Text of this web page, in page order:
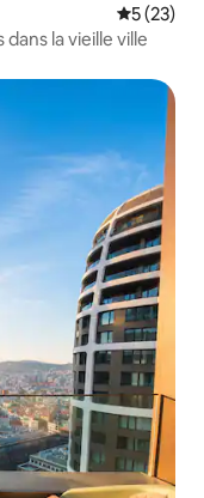
5 (23)
la vieille ville